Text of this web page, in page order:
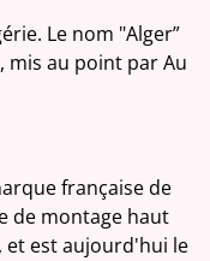
Le nom "Alger”
mis au point par Au
française de
de montage haut
et est aujourd'hui le